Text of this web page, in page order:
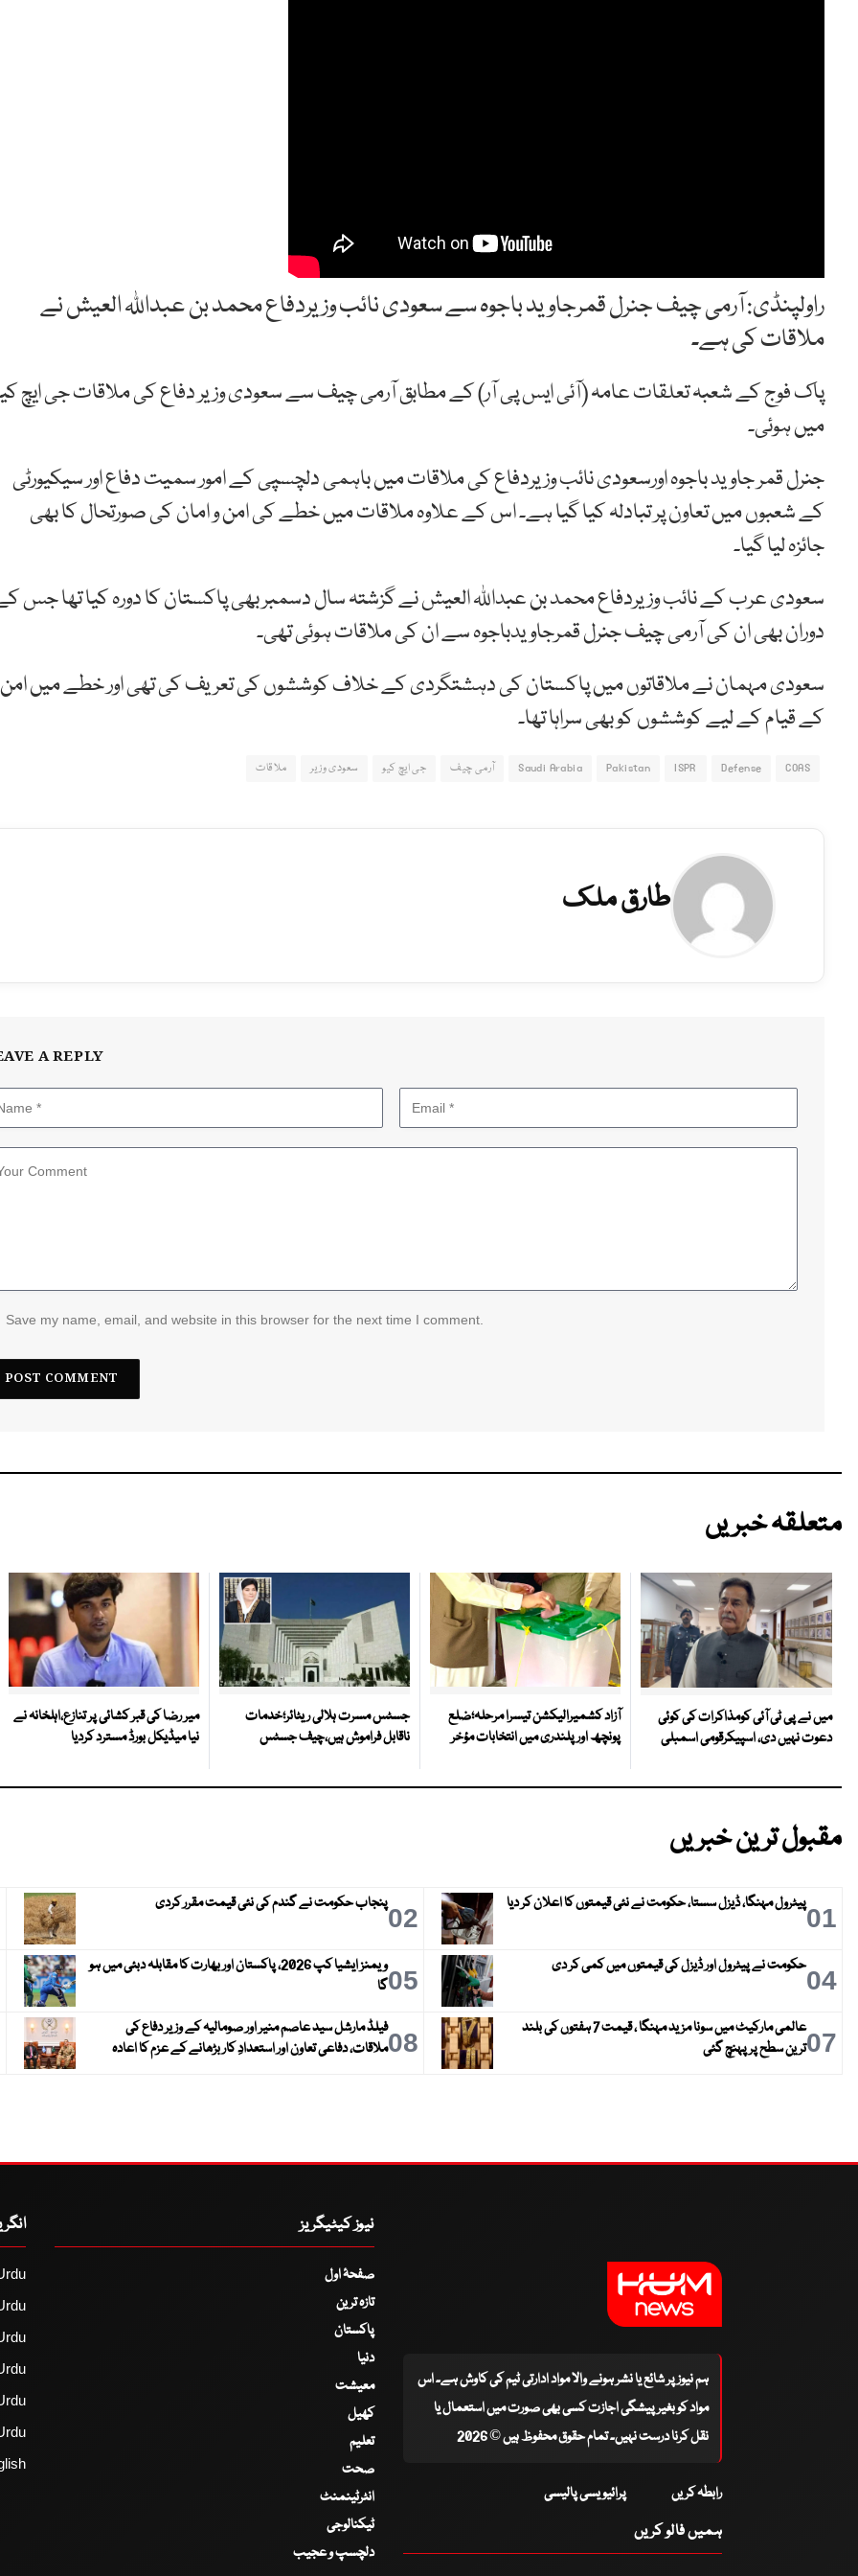
راولپنڈی: آرمی چیف جنرل قمرجاوید باجوہ سے سعودی نائب وزیردفاع محمد بن عبداللہ العیش نے
ملاقات کی ہے۔
پاک فوج کے شعبہ تعلقات عامہ (آئی ایس پی آر) کے مطابق آرمی چیف سے سعودی وزیر دفاع کی ملاقات جی ایچ
میں ہوئی۔
جنرل قمر جاوید باجوہ اورسعودی نائب وزیردفاع کی ملاقات میں باہمی دلچسپی کے امور سمیت دفاع اور سیکیورٹی
کے شعبوں میں تعاون پر تبادلہ کیا گیا ہے۔ اس کے علاوہ ملاقات میں خطے کی امن و امان کی صورتحال کا بھی
جائزہ لیا گیا۔
سعودی عرب کے نائب وزیردفاع محمد بن عبداللہ العیش نے گزشتہ سال دسمبر بھی پاکستان کا دورہ کیا تھا جس
دوران بھی ان کی آرمی چیف جنرل قمرجاویدباجوہ سے ان کی ملاقات ہوئی تھی۔
سعودی مہمان نے ملاقاتوں میں پاکستان کی دہشتگردی کے خلاف کوششوں کی تعریف کی تھی اور خطے میں امن
کے قیام کے لیے کوششوں کو بھی سراہا تھا۔
COAS
Defense
ISPR
Pakistan
Saudi Arabia آرمی چیف جی ایچ کیو سعودی وزیر ملاقات
طارق ملک
A REPLY
Save my name, email, and website in this browser for the next time I comment.
متعلقہ خبریں
میں نے پی ٹی آئی کومذاکرات کی کوئی
دعوت نہیں دی، اسپیکرقومی اسمبلی
آزاد کشمیرالیکشن تیسرا مرحلہ؛ضلع
پونچھ اور پلندری میں انتخابات مؤخر
جسٹس مسرت ہلالی ریٹائر؛خدمات
ناقابل فراموش ہیں،چیف جسٹس
میر رضا کی قبر کشائی پر تنازع،اہلخانہ نے
نیا میڈیکل بورڈ مسترد کردیا
مقبول ترین خبریں
01پیٹرول مہنگا، ڈیزل سستا، حکومت نے نئی قیمتوں کا اعلان کر دیا 02پنجاب حکومت نے گندم کی نئی قیمت مقرر کردی
04حکومت نے پیٹرول اور ڈیزل کی قیمتوں میں کمی کر دی 05
ویمنز ایشیا کپ 2026، پاکستان اور بھارت کا مقابلہ دبئی میں ہو
گا
07
عالمی مارکیٹ میں سونا مزید مہنگا ، قیمت 7 ہفتوں کی بلند
ترین سطح پر پہنچ گئی
08فیلڈ مارشل سید عاصم منیر اور صومالیہ کے وزیر دفاع کی
ملاقات، دفاعی تعاون اور استعدادِ کار بڑھانے کے عزم کا اعادہ
ہم نیوز پر شائع یا نشر ہونے والا مواد ادارتی ٹیم کی کاوش ہے۔ اس
مواد کو بغیر پیشگی اجازت کسی بھی صورت میں استعمال یا
نقل کرنا درست نہیں۔ تمام حقوق محفوظ ہیں © 2026
رابطہ کریں پرائیویسی پالیسی
ہمیں فالو کریں
نیوز کیٹیگریز
صفحۂ اول
تازہ ترین
پاکستان
دنیا
معیشت
کھیل
تعلیم
صحت
انٹرٹینمنٹ
ٹیکنالوجی
دلچسپ و عجیب